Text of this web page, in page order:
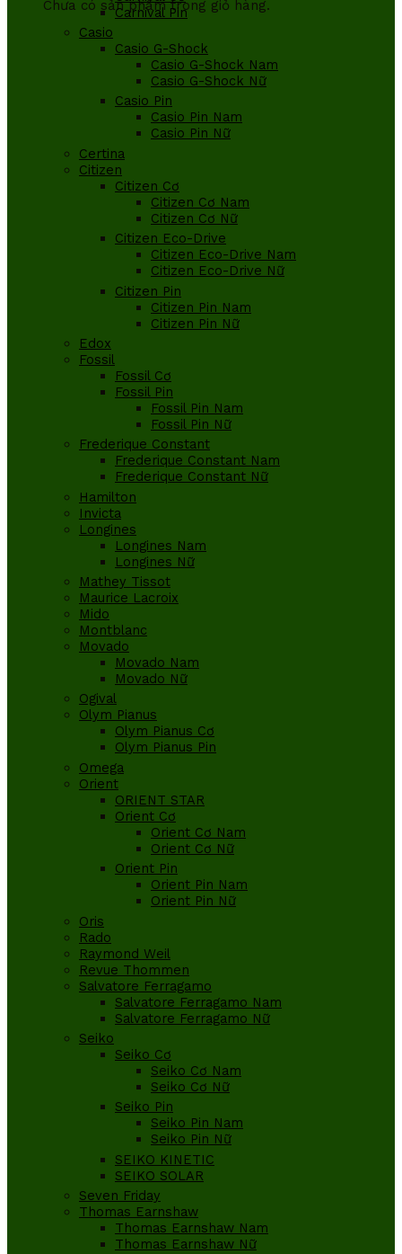
Chưa có sản phẩm trong giỏ hàng.
Carnival Pin
Casio
Casio G-Shock
Casio G-Shock Nam
Casio G-Shock Nữ
Casio Pin
Casio Pin Nam
Casio Pin Nữ
Certina
Citizen
Citizen Cơ
Citizen Cơ Nam
Citizen Cơ Nữ
Citizen Eco-Drive
Citizen Eco-Drive Nam
Citizen Eco-Drive Nữ
Citizen Pin
Citizen Pin Nam
Citizen Pin Nữ
Edox
Fossil
Fossil Cơ
Fossil Pin
Fossil Pin Nam
Fossil Pin Nữ
Frederique Constant
Frederique Constant Nam
Frederique Constant Nữ
Hamilton
Invicta
Longines
Longines Nam
Longines Nữ
Mathey Tissot
Maurice Lacroix
Mido
Montblanc
Movado
Movado Nam
Movado Nữ
Ogival
Olym Pianus
Olym Pianus Cơ
Olym Pianus Pin
Omega
Orient
ORIENT STAR
Orient Cơ
Orient Cơ Nam
Orient Cơ Nữ
Orient Pin
Orient Pin Nam
Orient Pin Nữ
Oris
Rado
Raymond Weil
Revue Thommen
Salvatore Ferragamo
Salvatore Ferragamo Nam
Salvatore Ferragamo Nữ
Seiko
Seiko Cơ
Seiko Cơ Nam
Seiko Cơ Nữ
Seiko Pin
Seiko Pin Nam
Seiko Pin Nữ
SEIKO KINETIC
SEIKO SOLAR
Seven Friday
Thomas Earnshaw
Thomas Earnshaw Nam
Thomas Earnshaw Nữ